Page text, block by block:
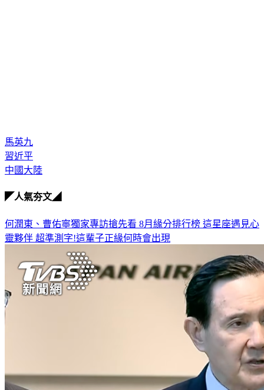
馬英九
習近平
中國大陸
◤人氣夯文◢
何潤東、曹佑寧獨家專訪搶先看 8月緣分排行榜 這星座遇見心
靈夥伴 超準測字!這輩子正緣何時會出現